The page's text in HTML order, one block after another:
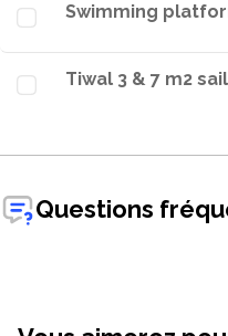
Swimming
Tiwal 3 & 7 m2 sail
Questions